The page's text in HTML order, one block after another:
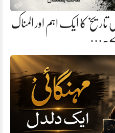
عوام کی تاریخ کا ایک اہم اور المناک